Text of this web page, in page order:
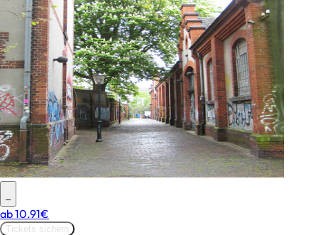
–
ab10.91€
Tickets sichern